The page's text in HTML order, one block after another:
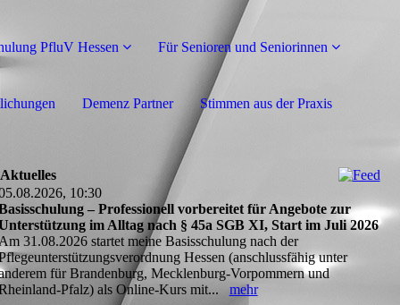
PfluV Hessen Für Senioren und Seniorinnen
Demenz Partner Stimmen aus der Praxis
Aktuelles
10:30
– Professionell vorbereitet für Angebote zur
im Alltag nach § 45a SGB XI, Start im Juli 2026
31.08.2026 startet meine Basisschulung nach der
Hessen (anschlussfähig unter
für Brandenburg, Mecklenburg-Vorpommern und
Pfalz) als Online-Kurs mit... mehr